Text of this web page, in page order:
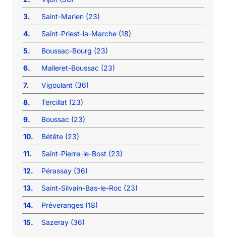
3.
Saint-Marien (23)
4.
Saint-Priest-la-Marche (18)
5.
Boussac-Bourg (23)
6.
Malleret-Boussac (23)
7.
Vigoulant (36)
8.
Tercillat (23)
9.
Boussac (23)
10.
Bétête (23)
11.
Saint-Pierre-le-Bost (23)
12.
Pérassay (36)
13.
Saint-Silvain-Bas-le-Roc (23)
14.
Préveranges (18)
15.
Sazeray (36)